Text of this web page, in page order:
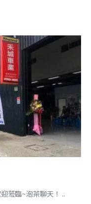
蒞臨~泡茶聊天！ ..